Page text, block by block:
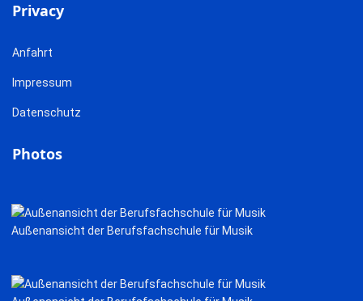
Privacy
Anfahrt
Impressum
Datenschutz
Photos
Außenansicht der Berufsfachschule für Musik